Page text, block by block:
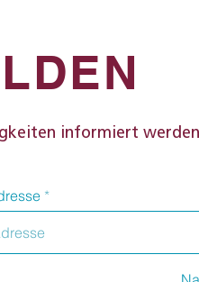
informiert